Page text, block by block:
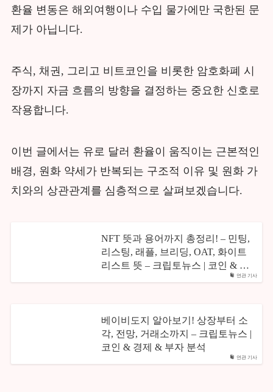
환율 변동은 해외여행이나 수입 물가에만 국한된 문
제가 아닙니다.
주식, 채권, 그리고 비트코인을 비롯한 암호화폐 시
장까지 자금 흐름의 방향을 결정하는 중요한 신호로
작용합니다.
이번 글에서는 유로 달러 환율이 움직이는 근본적인
배경, 원화 약세가 반복되는 구조적 이유 및 원화 가
치와의 상관관계를 심층적으로 살펴보겠습니다.
연관 기사
NFT 뜻과 용어까지 총정리! – 민팅,
리스팅, 래플, 브리딩, OAT, 화이트
리스트 뜻 – 크립토뉴스 | 코인 & …
연관 기사
베이비도지 알아보기! 상장부터 소
각, 전망, 거래소까지 – 크립토뉴스 |
코인 & 경제 & 부자 분석